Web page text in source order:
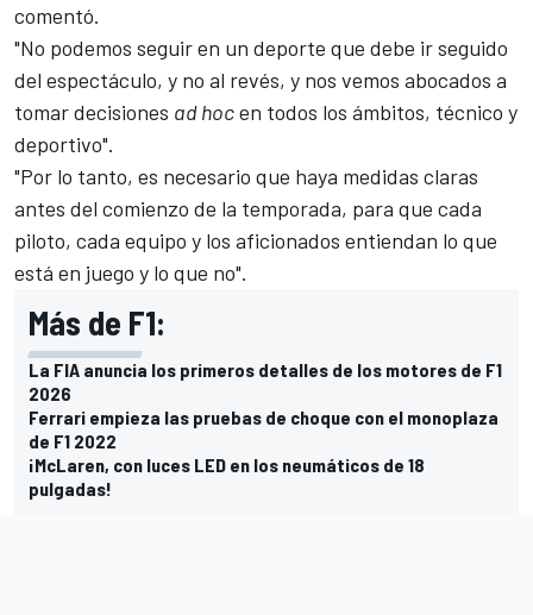
comentó.
"No podemos seguir en un deporte que debe ir seguido
del espectáculo, y no al revés, y nos vemos abocados a
tomar decisiones ad hocen todos los ámbitos, técnico y
deportivo".
"Por lo tanto, es necesario que haya medidas claras
antes del comienzo de la temporada, para que cada
piloto, cada equipo y los aficionados entiendan lo que
está en juego y lo que no".
Más de F1:
La FIA anuncia los primeros detalles de los motores de F1
2026
Ferrari empieza las pruebas de choque con el monoplaza
de F1 2022
¡McLaren, con luces LED en los neumáticos de 18
pulgadas!